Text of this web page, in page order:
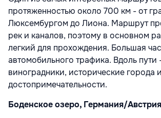
протяженностью около 700 км - от
Люксембургом до Лиона. Маршрут
рек и каналов, поэтому в основном
легкий для прохождения. Большая
автомобильного трафика. Вдоль пути
виноградники, исторические города
достопримечательности.
Боденское озеро, Германия/